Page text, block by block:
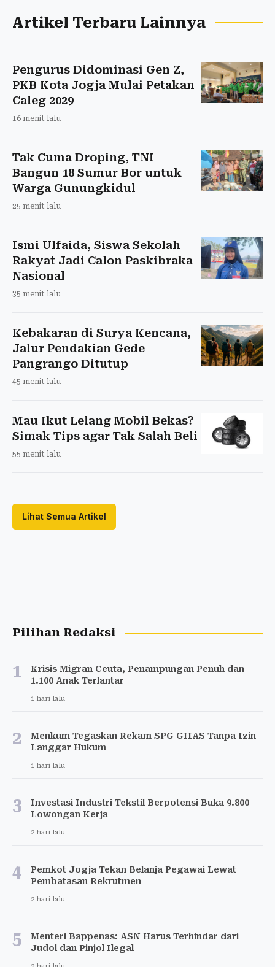
Artikel Terbaru Lainnya
Pengurus Didominasi Gen Z,
PKB Kota Jogja Mulai Petakan
Caleg 2029
16 menit lalu
Tak Cuma Droping, TNI
Bangun 18 Sumur Bor untuk
Warga Gunungkidul
25 menit lalu
Ismi Ulfaida, Siswa Sekolah
Rakyat Jadi Calon Paskibraka
Nasional
35 menit lalu
Kebakaran di Surya Kencana,
Jalur Pendakian Gede
Pangrango Ditutup
45 menit lalu
Mau Ikut Lelang Mobil Bekas?
Simak Tips agar Tak Salah Beli
55 menit lalu
Lihat Semua Artikel
Pilihan Redaksi
1
Krisis Migran Ceuta, Penampungan Penuh dan
1.100 Anak Terlantar
1 hari lalu
2
Menkum Tegaskan Rekam SPG GIIAS Tanpa Izin
Langgar Hukum
1 hari lalu
3
Investasi Industri Tekstil Berpotensi Buka 9.800
Lowongan Kerja
2 hari lalu
4
Pemkot Jogja Tekan Belanja Pegawai Lewat
Pembatasan Rekrutmen
2 hari lalu
5
Menteri Bappenas: ASN Harus Terhindar dari
Judol dan Pinjol Ilegal